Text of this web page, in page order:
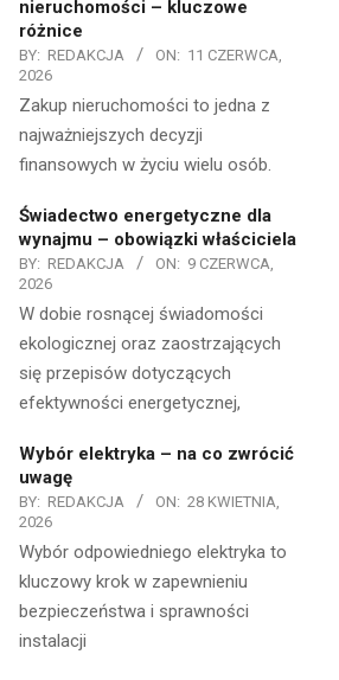
nieruchomości – kluczowe
różnice
BY: REDAKCJA ON: 11 CZERWCA,
2026
Zakup nieruchomości to jedna z
najważniejszych decyzji
finansowych w życiu wielu osób.
Świadectwo energetyczne dla
wynajmu – obowiązki właściciela
BY: REDAKCJA ON: 9 CZERWCA,
2026
W dobie rosnącej świadomości
ekologicznej oraz zaostrzających
się przepisów dotyczących
efektywności energetycznej,
Wybór elektryka – na co zwrócić
uwagę
BY: REDAKCJA ON: 28 KWIETNIA,
2026
Wybór odpowiedniego elektryka to
kluczowy krok w zapewnieniu
bezpieczeństwa i sprawności
instalacji